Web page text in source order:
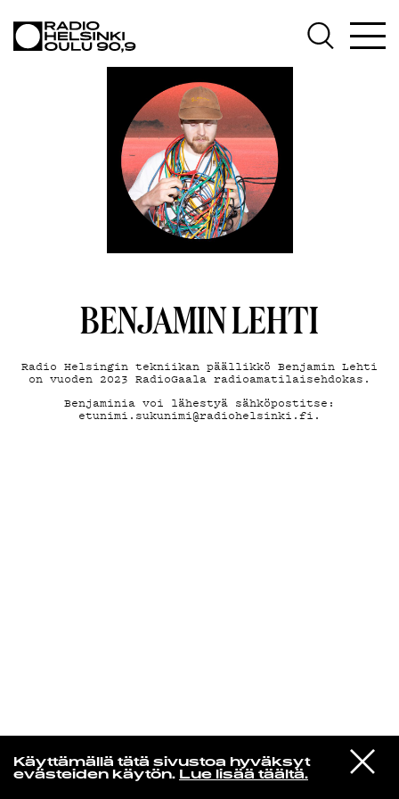
Käyttämällä tätä sivustoa hyväksyt
evästeiden käytön. Lue lisää täältä.
VIESTI
STUDIOON
Florence Adooni
Mam Pe'ela Su'ure
AJANKOHTAISTA
OHJELMAT
TEKIJÄT
ON-DEMAND
PODCAST
MAINOSTA
G LIVELAB
YSTÄVÄKLUBI
TIETOSUOJA
BENJAMIN LEHTI
Ra­dio Hel­sin­gin tekniikan päällikkö Benjamin Lehti
on vuoden 2023 RadioGaala radioamatilaisehdokas.
Benjaminia voi lähestyä sähköpostitse:
etunimi.sukunimi@radiohelsinki.fi.